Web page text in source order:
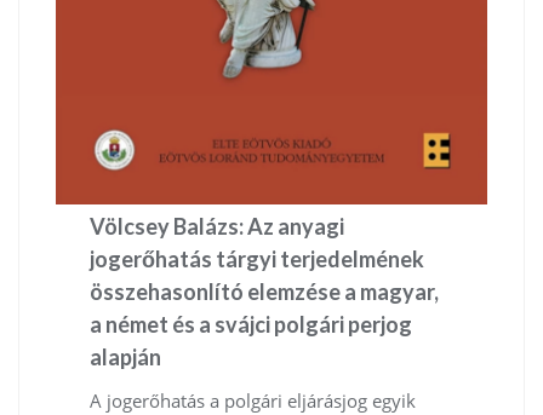
Völcsey Balázs: Az anyagi
jogerőhatás tárgyi terjedelmének
összehasonlító elemzése a magyar,
a német és a svájci polgári perjog
alapján
A jogerőhatás a polgári eljárásjog egyik